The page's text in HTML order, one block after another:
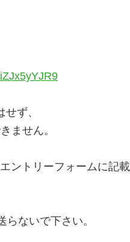
ず、
せん。
ントリーフォームに記載
ないで下さい。